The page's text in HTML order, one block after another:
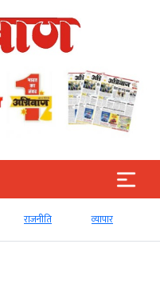
व्‍यापार टेक्‍नोलॉजी